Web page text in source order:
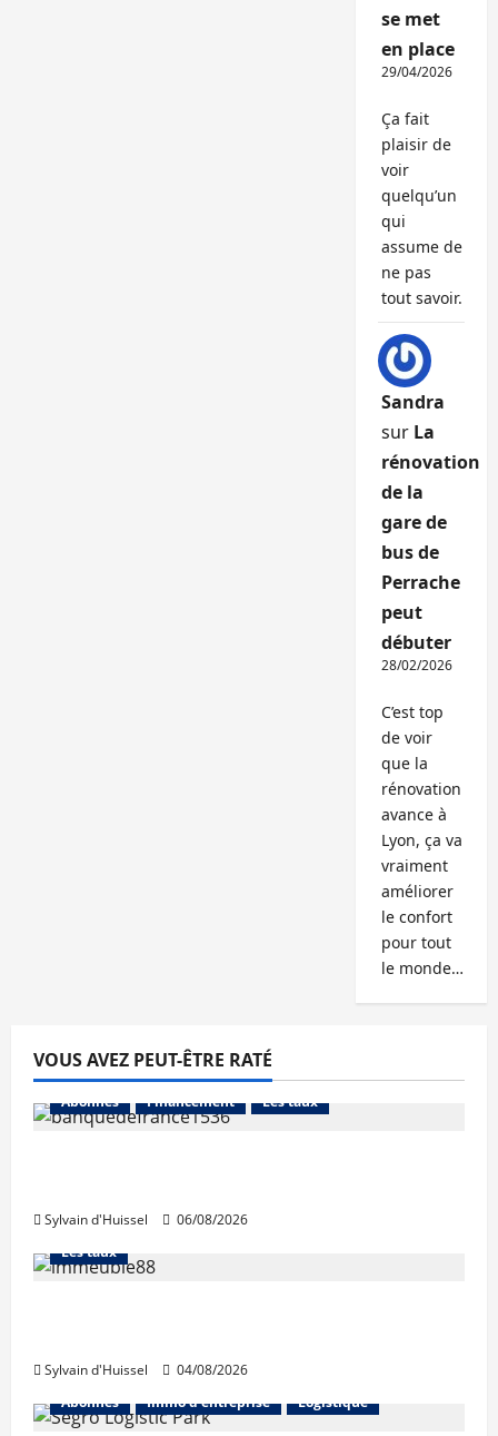
se met
en place
29/04/2026
Ça fait
plaisir de
voir
quelqu’un
qui
assume de
ne pas
tout savoir.
Sandra
sur La
rénovation
de la
gare de
bus de
Perrache
peut
débuter
28/02/2026
C’est top
de voir
que la
rénovation
avance à
Lyon, ça va
vraiment
améliorer
le confort
pour tout
le monde…
VOUS AVEZ PEUT-ÊTRE RATÉ
Abonnés Financement Les taux
Sylvain d'Huissel 06/08/2026
Abonnés Financement
Les taux
Sylvain d'Huissel
04/08/2026
Abonnés
Immo d'entreprise Logistique